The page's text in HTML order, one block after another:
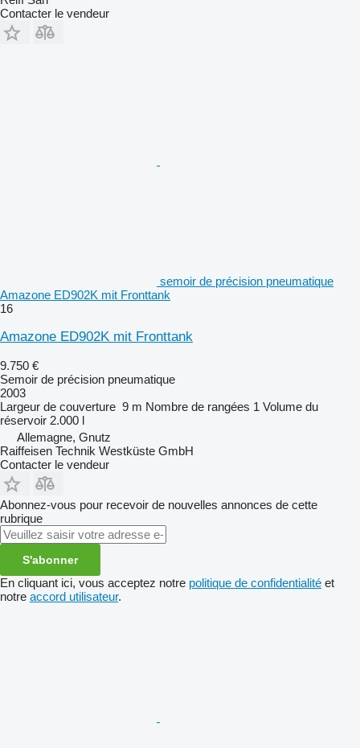
Contacter le vendeur
semoir de précision pneumatique
Amazone ED902K mit Fronttank
16
Amazone ED902K mit Fronttank
9.750 €
Semoir de précision pneumatique
2003
Largeur de couverture 9 m Nombre de rangées 1 Volume du
réservoir 2.000 l
Allemagne, Gnutz
Raiffeisen Technik Westküste GmbH
Contacter le vendeur
Abonnez-vous pour recevoir de nouvelles annonces de cette
rubrique
S'abonner
En cliquant ici, vous acceptez notre politique de confidentialité et
notre accord utilisateur.